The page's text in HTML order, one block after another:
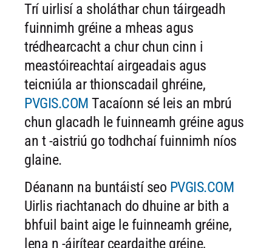
Trí uirlisí a sholáthar chun táirgeadh
fuinnimh gréine a mheas agus
trédhearcacht a chur chun cinn i
meastóireachtaí airgeadais agus
teicniúla ar thionscadail ghréine,
PVGIS.COM Tacaíonn sé leis an mbrú
chun glacadh le fuinneamh gréine agus
an t -aistriú go todhchaí fuinnimh níos
glaine.
Déanann na buntáistí seo PVGIS.COM
Uirlis riachtanach do dhuine ar bith a
bhfuil baint aige le fuinneamh gréine,
lena n -áirítear ceardaithe gréine,